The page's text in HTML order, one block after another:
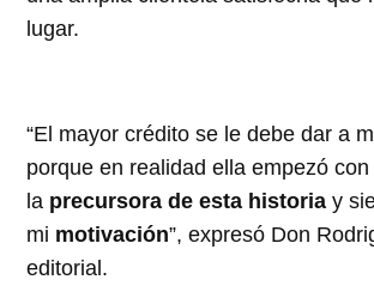
lugar.
“El mayor crédito se le debe dar a
porque en realidad ella empezó
la precursora de esta historia y
mi motivación”, expresó Don
editorial.